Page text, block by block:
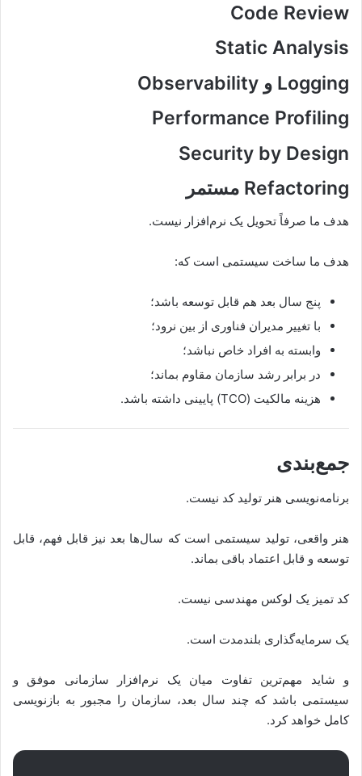
Code Review
Static Analysis
Logging و Observability
Performance Profiling
Security by Design
Refactoring مستمر
هدف ما صرفاً تحویل یک نرم‌افزار نیست.
هدف ما ساخت سیستمی است که:
پنج سال بعد هم قابل توسعه باشد؛
با تغییر مدیران فناوری از بین نرود؛
وابسته به افراد خاص نباشد؛
در برابر رشد سازمان مقاوم بماند؛
هزینه مالکیت (TCO) پایینی داشته باشد.
جمع‌بندی
برنامه‌نویسی هنر تولید کد نیست.
هنر واقعی، تولید سیستمی است که سال‌ها بعد نیز قابل فهم، قابل
توسعه و قابل اعتماد باقی بماند.
کد تمیز یک لوکس مهندسی نیست.
یک سرمایه‌گذاری بلندمدت است.
و شاید مهم‌ترین تفاوت میان یک نرم‌افزار سازمانی موفق و
سیستمی باشد که چند سال بعد، سازمان را مجبور به بازنویسی
کامل خواهد کرد.